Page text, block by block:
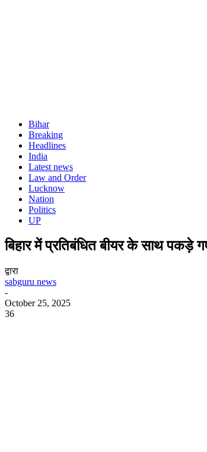
Bihar
Breaking
Headlines
India
Latest news
Law and Order
Lucknow
Nation
Politics
UP
बिहार में प्रतिबंधित बीयर के साथ पकड़े
द्वारा
sabguru news
-
October 25, 2025
36